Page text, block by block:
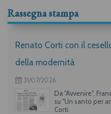
Rassegna stampa
Renato Corti con il
della modernità
31/07/2026
Da "Avvenire",
su "Un santo per
Corti